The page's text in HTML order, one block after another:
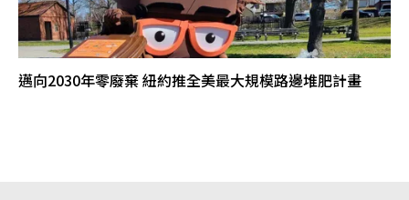
邁向2030年零廢棄 紐約推全美最大規模路邊堆肥計畫